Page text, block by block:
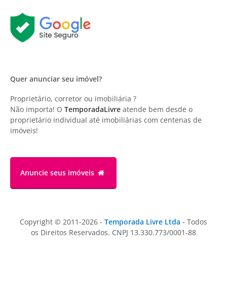
Quer anunciar seu imóvel?
Proprietário, corretor ou imobiliária ?
Não importa! O TemporadaLivre atende bem desde o
proprietário individual até imobiliárias com centenas de
imóveis!
Anuncie seus imóveis
Copyright © 2011-2026 - Temporada Livre Ltda - Todos
os Direitos Reservados. CNPJ 13.330.773/0001-88